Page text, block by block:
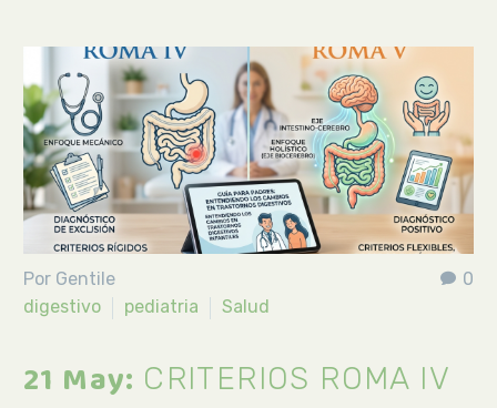
0
Por Gentile
digestivo
pediatria Salud
21 May: CRITERIOS ROMA IV